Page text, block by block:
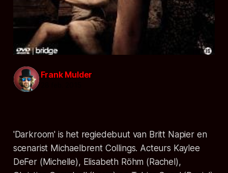
Frank Mulder
'Darkroom' is het regiedebuut van Britt Napier en
scenarist Michaelbrent Collings. Acteurs Kaylee
DeFer (Michelle), Elisabeth Röhm (Rachel),